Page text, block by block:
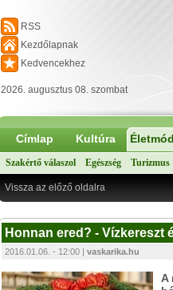
RSS
Kezdőlapnak
Kedvencekhez
2026. augusztus 08. szombat
Címlap Kultúra Életmód
Szakértő válaszol Egészség Turizmus
Vissza az előző oldalra
Honnan ered? - Vízkereszt
2016.01.06. - 12:00 | vaskarika.hu
A